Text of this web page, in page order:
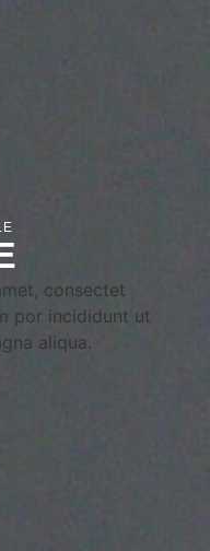
consectet
por incididunt ut
aliqua.